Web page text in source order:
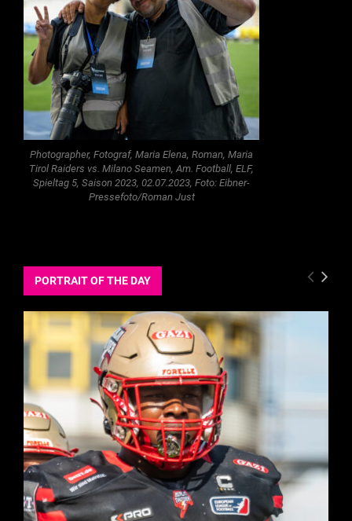
Photographer, Fotograf, Maria Elena, Roman, Maria
Tirol Raiders vs. Milano Seamen, Am. Football, ELF,
Spieltag 5, Saison 2023, 02.07.2023, Foto: Eibner-
Pressefoto/Roman Just
PORTRAIT OF THE DAY